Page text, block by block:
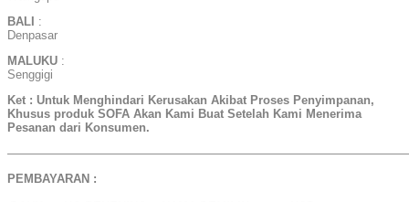
BALI :
Denpasar
MALUKU :
Senggigi
Ket : Untuk Menghindari Kerusakan Akibat Proses Penyimpanan,
Khusus produk SOFA Akan Kami Buat Setelah Kami Menerima
Pesanan dari Konsumen.
PEMBAYARAN :